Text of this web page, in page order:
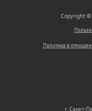
Copyright
Политика в
г. Санкт-